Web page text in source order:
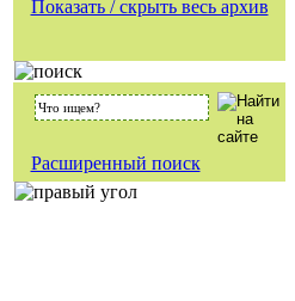
Показать / скрыть весь архив
Расширенный поиск